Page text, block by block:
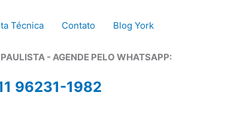
Técnica Contato Blog York
- AGENDE PELO WHATSAPP:
96231-1982